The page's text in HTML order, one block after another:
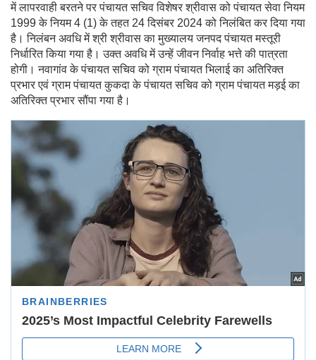
में लापरवाही बरतने पर पंचायत सचिव विशेषर श्रीवास को पंचायत सेवा नियम
1999 के नियम 4 (1) के तहत 24 दिसंबर 2024 को निलंबित कर दिया गया
है। निलंबन अवधि में श्री श्रीवास का मुख्यालय जनपद पंचायत मस्तूरी
निर्धारित किया गया है। उक्त अवधि में उन्हें जीवन निर्वाह भत्ते की पात्रता
होगी। नवागांव के पंचायत सचिव को ग्राम पंचायत भिलाई का अतिरिक्त
प्रभार एवं ग्राम पंचायत कुकदा के पंचायत सचिव को ग्राम पंचायत मड़ई का
अतिरिक्त प्रभार सौंपा गया है।